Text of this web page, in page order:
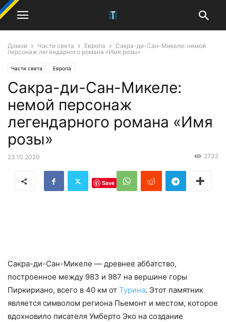
Домой Части света Европа
Сакра-ди-Сан-Микеле: немой
персонаж легендарного романа «Имя розы»
Части света Европа
Сакра-ди-Сан-Микеле:
немой персонаж
легендарного романа «Имя
розы»
23.10.2020 2732
Save
Сакра-ди-Сан-Микеле — древнее аббатство,
построенное между 983 и 987 на вершине горы
Пиркириано, всего в 40 км от Турина. Этот памятник
является символом региона Пьемонт и местом, которое
вдохновило писателя Умберто Эко на создание